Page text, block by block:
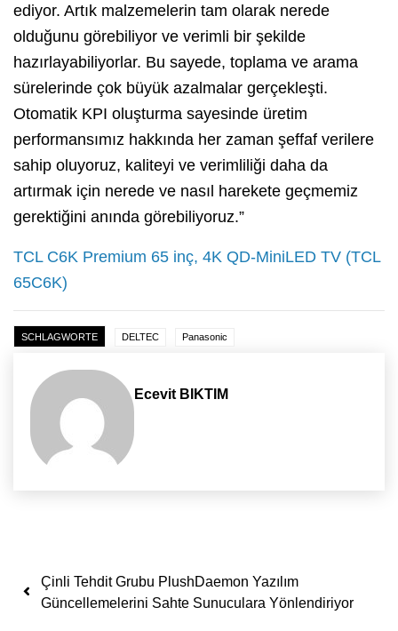
ediyor. Artık malzemelerin tam olarak nerede
olduğunu görebiliyor ve verimli bir şekilde
hazırlayabiliyorlar. Bu sayede, toplama ve arama
sürelerinde çok büyük azalmalar gerçekleşti.
Otomatik KPI oluşturma sayesinde üretim
performansımız hakkında her zaman şeffaf verilere
sahip oluyoruz, kaliteyi ve verimliliği daha da
artırmak için nerede ve nasıl harekete geçmemiz
gerektiğini anında görebiliyoruz.”
TCL C6K Premium 65 inç, 4K QD-MiniLED TV (TCL
65C6K)
SCHLAGWORTE DELTEC Panasonic
Ecevit BIKTIM
Yazı dolaşımı
Çinli Tehdit Grubu PlushDaemon Yazılım
Güncellemelerini Sahte Sunuculara Yönlendiriyor